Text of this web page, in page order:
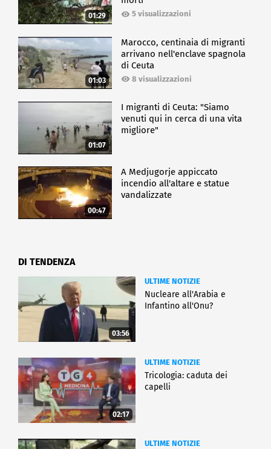
01:29 5 visualizzazioni
01:03
Marocco, centinaia di migranti
arrivano nell'enclave spagnola
di Ceuta
8 visualizzazioni
01:07
I migranti di Ceuta: "Siamo
venuti qui in cerca di una vita
migliore"
00:47
A Medjugorje appiccato
incendio all'altare e statue
vandalizzate
DI TENDENZA
03:56
ULTIME NOTIZIE
Nucleare all'Arabia e
Infantino all'Onu?
02:17
ULTIME NOTIZIE
Tricologia: caduta dei
capelli
ULTIME NOTIZIE